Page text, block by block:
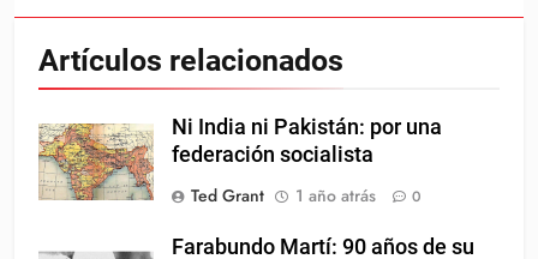
Artículos relacionados
Ni India ni Pakistán: por una
federación socialista
Ted Grant
1 año atrás 0
Farabundo Martí: 90 años de su